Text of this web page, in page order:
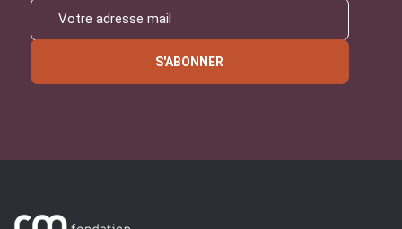
S'ABONNER